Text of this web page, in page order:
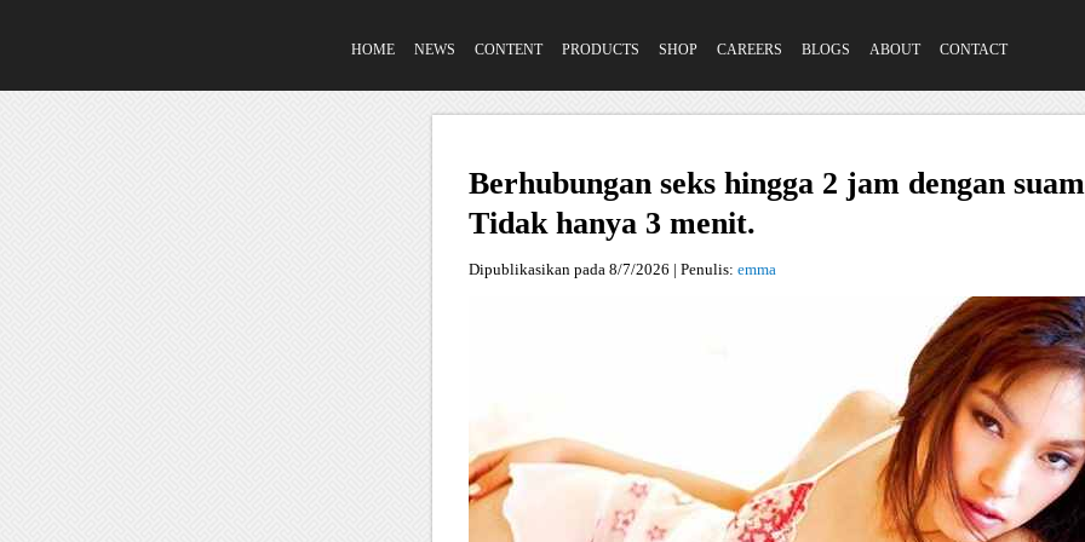
HOME NEWS CONTENT PRODUCTS SHOP CAREERS BLOGS ABOUT CONTACT
Berhubungan seks hingga 2 jam dengan
Tidak hanya 3 menit.
Dipublikasikan pada 8/7/2026 | Penulis: emma